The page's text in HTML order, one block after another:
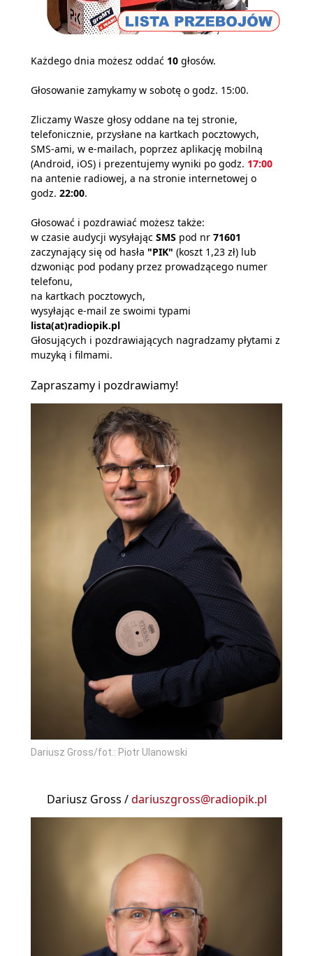
Każdego dnia możesz oddać 10 głosów.
Głosowanie zamykamy w sobotę o godz. 15:00.
Zliczamy Wasze głosy oddane na tej stronie,
telefonicznie, przysłane na kartkach pocztowych,
SMS-ami, w e-mailach, poprzez aplikację mobilną
(Android, iOS) i prezentujemy wyniki po godz. 17:00
na antenie radiowej, a na stronie internetowej o
godz. 22:00.
Głosować i pozdrawiać możesz także:
w czasie audycji wysyłając SMS pod nr 71601
zaczynający się od hasła "PIK" (koszt 1,23 zł) lub
dzwoniąc pod podany przez prowadzącego numer
telefonu,
na kartkach pocztowych,
wysyłając e-mail ze swoimi typami
lista(at)radiopik.pl
Głosujących i pozdrawiających nagradzamy płytami z
muzyką i filmami.
Zapraszamy i pozdrawiamy!
Dariusz Gross/fot.: Piotr Ulanowski
Dariusz Gross /dariuszgross@radiopik.pl